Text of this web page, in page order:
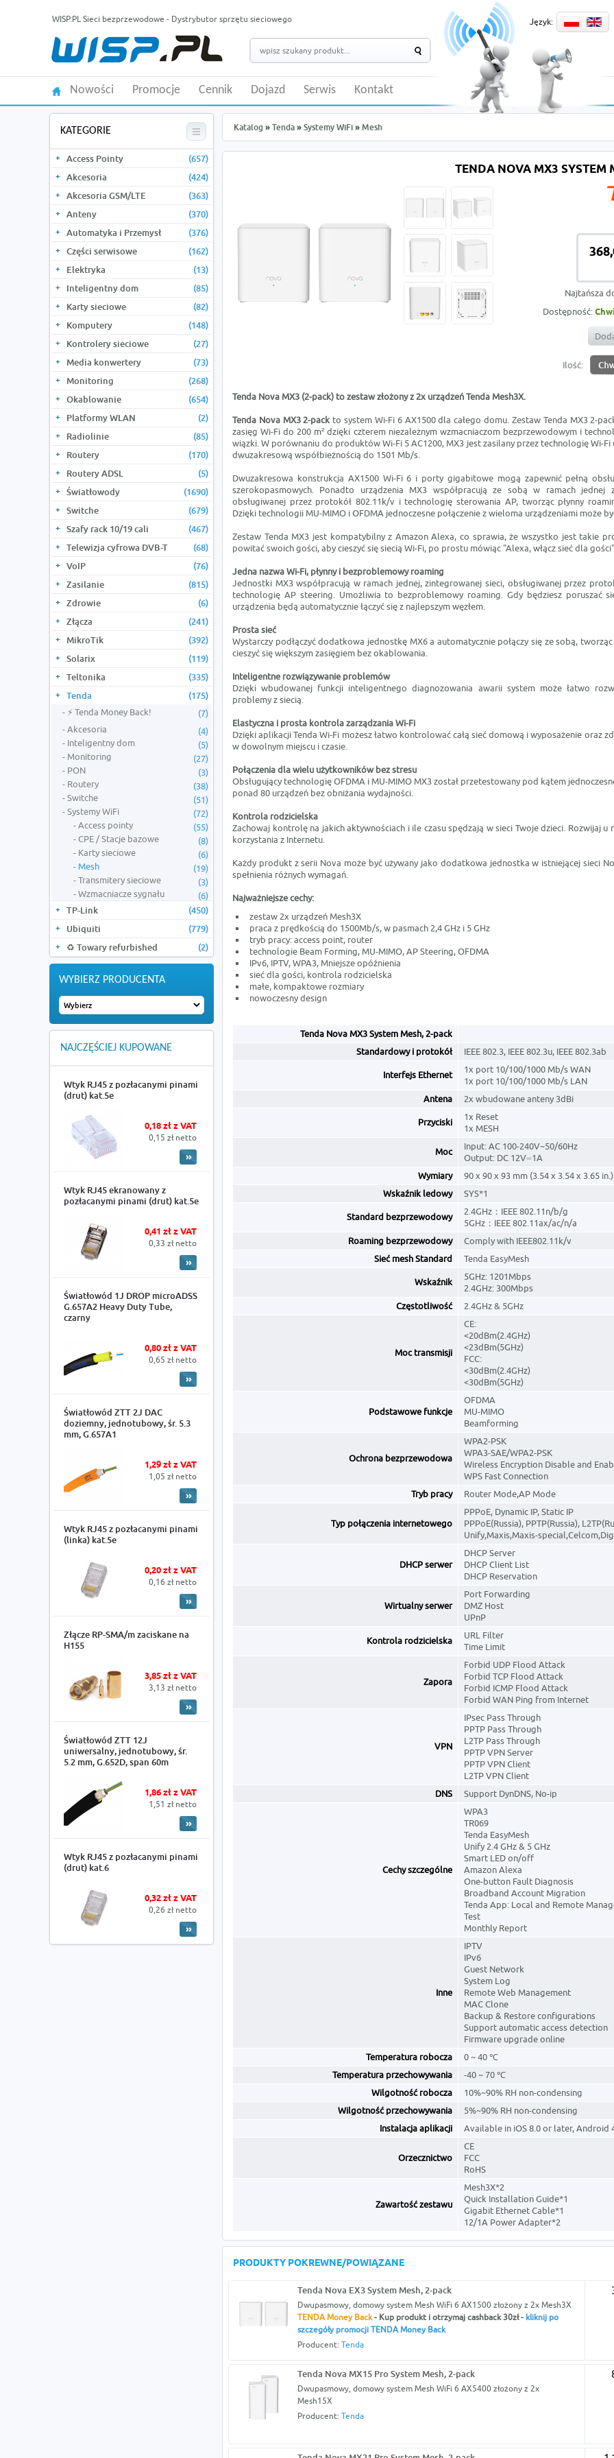
WISP.PL Sieci bezprzewodowe - Dystrybutor sprzętu sieciowego Język:
Nowości Promocje Cennik Dojazd Serwis Kontakt
KATEGORIE
Access Pointy
(657)
Akcesoria
(424)
Akcesoria GSM/LTE
(363)
Anteny
(370)
Automatyka i Przemysł
(376)
Części serwisowe
(162)
Elektryka
(13)
Inteligentny dom
(85)
Karty sieciowe
(82)
Komputery
(148)
Kontrolery sieciowe
(27)
Media konwertery
(73)
Monitoring
(268)
Okablowanie
(654)
Platformy WLAN
(2)
Radiolinie
(85)
Routery
(170)
Routery ADSL
(5)
Światłowody
(1690)
Switche
(679)
Szafy rack 10/19 cali
(467)
Telewizja cyfrowa DVB-T
(68)
VoIP
(76)
Zasilanie
(815)
Zdrowie
(6)
Złącza
(241)
MikroTik
(392)
Solarix
(119)
Teltonika
(335)
Tenda
(175)
⚡ Tenda Money Back!
(7)
Akcesoria
(4)
Inteligentny dom
(5)
Monitoring
(27)
PON
(3)
Routery
(38)
Switche
(51)
Systemy WiFi
(72)
Access pointy
(55)
CPE / Stacje bazowe
(8)
Karty sieciowe
(6)
Mesh
(19)
Transmitery sieciowe
(3)
Wzmacniacze sygnału
(6)
TP-Link
(450)
Ubiquiti
(779)
♻️ Towary refurbished
(2)
WYBIERZ PRODUCENTA
NAJCZĘŚCIEJ KUPOWANE
Wtyk RJ45 z pozłacanymi pinami
(drut) kat.5e
0,18 zł z VAT
0,15 zł netto
Wtyk RJ45 ekranowany z
pozłacanymi pinami (drut) kat.5e
0,41 zł z VAT
0,33 zł netto
Światłowód 1J DROP microADSS
G.657A2 Heavy Duty Tube,
czarny
0,80 zł z VAT
0,65 zł netto
Światłowód ZTT 2J DAC
doziemny, jednotubowy, śr. 5.3
mm, G.657A1
1,29 zł z VAT
1,05 zł netto
Wtyk RJ45 z pozłacanymi pinami
(linka) kat.5e
0,20 zł z VAT
0,16 zł netto
Złącze RP-SMA/m zaciskane na
H155
3,85 zł z VAT
3,13 zł netto
Światłowód ZTT 12J
uniwersalny, jednotubowy, śr.
5.2 mm, G.652D, span 60m
1,86 zł z VAT
1,51 zł netto
Wtyk RJ45 z pozłacanymi pinami
(drut) kat.6
0,32 zł z VAT
0,26 zł netto
Katalog » Tenda » Systemy WiFi » Mesh
TENDA NOVA MX3 SYSTEM
Najtańsza
Dostępność:
Ilość:
Tenda Nova MX3 (2-pack) to zestaw złożony z 2x urządzeń Tenda Mesh3X.
Tenda Nova MX3 2-pack to system Wi-Fi 6 AX1500 dla całego domu. Zestaw Tenda MX3 2-
zasięg Wi-Fi do 200 m² dzięki czterem niezależnym wzmacniaczom bezprzewodowym i
wiązki. W porównaniu do produktów Wi-Fi 5 AC1200, MX3 jest zasilany przez technologię Wi-Fi
dwuzakresową współbieżnością do 1501 Mb/s.
Dwuzakresowa konstrukcja AX1500 Wi-Fi 6 i porty gigabitowe mogą zapewnić pełną
szerokopasmowych. Ponadto urządzenia MX3 współpracują ze sobą w ramach jednej
obsługiwanej przez protokół 802.11k/v i technologię sterowania AP, tworząc płynny
Dzięki technologii MU-MIMO i OFDMA jednoczesne połączenie z wieloma urządzeniami może
Zestaw Tenda MX3 jest kompatybilny z Amazon Alexa, co sprawia, że wszystko jest takie
powitać swoich gości, aby cieszyć się siecią Wi-Fi, po prostu mówiąc "Alexa, włącz sieć dla gości".
Jedna nazwa Wi-Fi, płynny i bezproblemowy roaming
Jednostki MX3 współpracują w ramach jednej, zintegrowanej sieci, obsługiwanej przez
technologię AP steering. Umożliwia to bezproblemowy roaming. Gdy będziesz poruszać
urządzenia będą automatycznie łączyć się z najlepszym węzłem.
Prosta sieć
Wystarczy podłączyć dodatkowa jednostkę MX6 a automatycznie połączy się ze sobą,
cieszyć się większym zasięgiem bez okablowania.
Inteligentne rozwiązywanie problemów
Dzięki wbudowanej funkcji inteligentnego diagnozowania awarii system może łatwo
problemy z siecią.
Elastyczna i prosta kontrola zarządzania Wi-Fi
Dzięki aplikacji Tenda Wi-Fi możesz łatwo kontrolować całą sieć domową i wyposażenie oraz
w dowolnym miejscu i czasie.
Połączenia dla wielu użytkowników bez stresu
Obsługujący technologię OFDMA i MU-MIMO MX3 został przetestowany pod kątem
ponad 80 urządzeń bez obniżania wydajności.
Kontrola rodzicielska
Zachowaj kontrolę na jakich aktywnościach i ile czasu spędzają w sieci Twoje dzieci. Rozwijaj u
korzystania z Internetu.
Każdy produkt z serii Nova może być używany jako dodatkowa jednostka w istniejącej sieci
spełnienia różnych wymagań.
Najważniejsze cechy:
zestaw 2x urządzeń Mesh3X
praca z prędkością do 1500Mb/s, w pasmach 2,4 GHz i 5 GHz
tryb pracy: access point, router
technologie Beam Forming, MU-MIMO, AP Steering, OFDMA
IPv6, IPTV, WPA3, Mniejsze opóźnienia
sieć dla gości, kontrola rodzicielska
małe, kompaktowe rozmiary
nowoczesny design
Tenda Nova MX3 System Mesh, 2-pack
Standardowy i protokół
IEEE 802.3, IEEE 802.3u, IEEE 802.3ab
Interfejs Ethernet
1x port 10/100/1000 Mb/s WAN
1x port 10/100/1000 Mb/s LAN
Antena
2x wbudowane anteny 3dBi
Przyciski
1x Reset
1x MESH
Moc
Input: AC 100-240V~50/60Hz
Output: DC 12V⎓1A
Wymiary
90 x 90 x 93 mm (3.54 x 3.54 x 3.65 in.)
Wskaźnik ledowy
SYS*1
Standard bezprzewodowy
2.4GHz：IEEE 802.11n/b/g
5GHz：IEEE 802.11ax/ac/n/a
Roaming bezprzewodowy
Comply with IEEE802.11k/v
Sieć mesh Standard
Tenda EasyMesh
Wskaźnik
5GHz: 1201Mbps
2.4GHz: 300Mbps
Częstotliwość
2.4GHz & 5GHz
Moc transmisji
CE:
<20dBm(2.4GHz)
<23dBm(5GHz)
FCC:
<30dBm(2.4GHz)
<30dBm(5GHz)
Podstawowe funkcje
OFDMA
MU-MIMO
Beamforming
Ochrona bezprzewodowa
WPA2-PSK
WPA3-SAE/WPA2-PSK
Wireless Encryption Disable and
WPS Fast Connection
Tryb pracy
Router Mode,AP Mode
Typ połączenia internetowego
PPPoE, Dynamic IP, Static IP
PPPoE(Russia), PPTP(Russia),
Unify,Maxis,Maxis-
DHCP serwer
DHCP Server
DHCP Client List
DHCP Reservation
Wirtualny serwer
Port Forwarding
DMZ Host
UPnP
Kontrola rodzicielska
URL Filter
Time Limit
Zapora
Forbid UDP Flood Attack
Forbid TCP Flood Attack
Forbid ICMP Flood Attack
Forbid WAN Ping from Internet
VPN
IPsec Pass Through
PPTP Pass Through
L2TP Pass Through
PPTP VPN Server
PPTP VPN Client
L2TP VPN Client
DNS
Support DynDNS, No-ip
Cechy szczególne
WPA3
TR069
Tenda EasyMesh
Unify 2.4 GHz & 5 GHz
Smart LED on/off
Amazon Alexa
One-button Fault Diagnosis
Broadband Account Migration
Tenda App: Local and Remote
Test
Monthly Report
Inne
IPTV
IPv6
Guest Network
System Log
Remote Web Management
MAC Clone
Backup & Restore configurations
Support automatic access detection
Firmware upgrade online
Temperatura robocza
0 ~ 40 ℃
Temperatura przechowywania
-40 ~ 70 ℃
Wilgotność robocza
10%~90% RH non-condensing
Wilgotność przechowywania
5%~90% RH non-condensing
Instalacja aplikacji
Available in iOS 8.0 or later, Android
Orzecznictwo
CE
FCC
RoHS
Zawartość zestawu
Mesh3X*2
Quick Installation Guide*1
Gigabit Ethernet Cable*1
12/1A Power Adapter*2
PRODUKTY POKREWNE/POWIĄZANE
Tenda Nova EX3 System Mesh, 2-pack
Dwupasmowy, domowy system Mesh WiFi 6 AX1500 złożony z 2x Mesh3X
TENDA Money Back- Kup produkt i otrzymaj cashback 30zł - kliknij po
szczegóły promocji TENDA Money Back
Producent: Tenda
Tenda Nova MX15 Pro System Mesh, 2-pack
Dwupasmowy, domowy system Mesh WiFi 6 AX5400 złożony z 2x
Mesh15X
Producent: Tenda